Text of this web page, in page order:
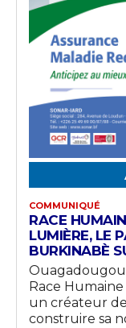
COMMUNIQUÉ
RACE
LUMIÈRE, LE
BURKINABÈ
Race
un créateur
construire sa